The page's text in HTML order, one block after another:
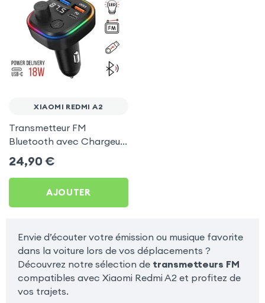
XIAOMI REDMI A2
Transmetteur FM
Bluetooth avec Chargeur
Allume Cigare USB / USB-
C, C2 - Noir pour Xiaomi
Redmi A2
24,90 €
AJOUTER
Envie d’écouter votre émission ou musique favorite
dans la voiture lors de vos déplacements ?
Découvrez notre sélection de transmetteurs FM
compatibles avec Xiaomi Redmi A2 et profitez de
vos trajets.